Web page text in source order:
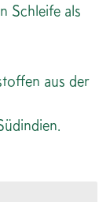
Schleife als
aus der